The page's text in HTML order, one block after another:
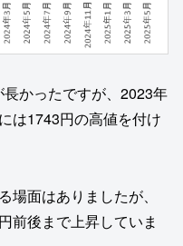
かったですが、2023年
は1743円の高値を付け
面はありましたが、
前後まで上昇していま